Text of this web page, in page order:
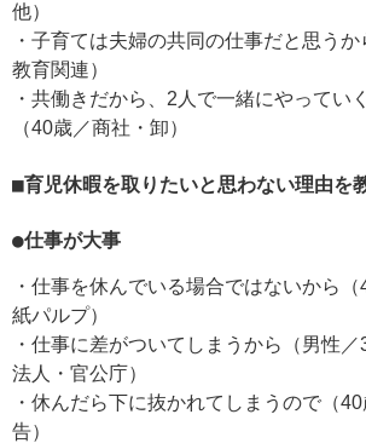
他）
・子育ては夫婦の共同の仕事だと思うか
教育関連）
・共働きだから、2人で一緒にやってい
（40歳／商社・卸）
■育児休暇を取りたいと思わない理由を
●仕事が大事
・仕事を休んでいる場合ではないから（
紙パルプ）
・仕事に差がついてしまうから（男性
法人・官公庁）
・休んだら下に抜かれてしまうので（
告）